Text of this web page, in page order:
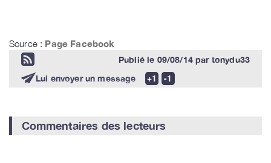
Source : Page Facebook
Publié le 09/08/14par tonydu33
Lui envoyer un message
Commentaires des lecteurs